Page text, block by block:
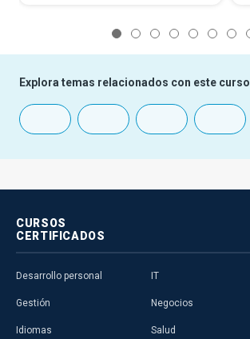
Explora temas relacionados con este curso
CURSOS
CERTIFICADOS
Desarrollo personal
Gestión
Idiomas
IT
Negocios
Salud